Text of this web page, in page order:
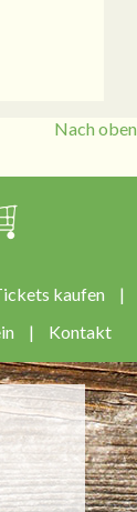
Nach oben
kaufen
|
| Kontakt